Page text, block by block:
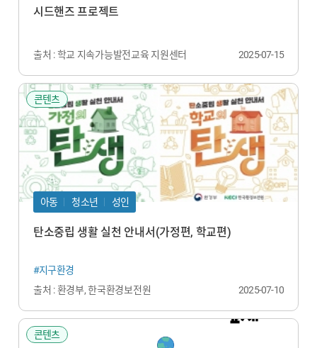
시드핸즈 프로젝트
출처 : 학교 지속가능발전교육 지원센터 2025-07-15
콘텐츠
아동 청소년 성인
탄소중립 생활 실천 안내서(가정편, 학교편)
#지구환경
출처 : 환경부, 한국환경보전원
2025-07-10
콘텐츠